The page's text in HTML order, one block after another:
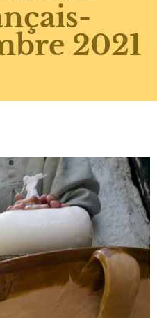
2021